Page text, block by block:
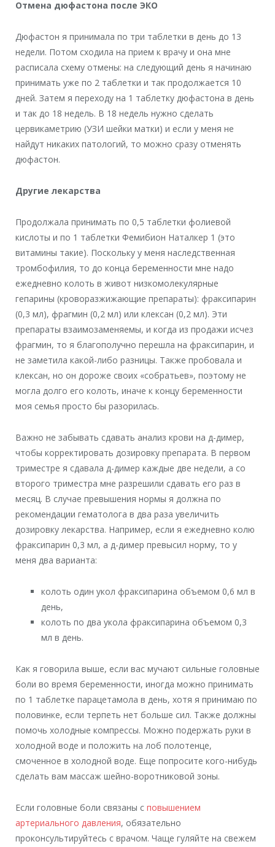
Отмена дюфастона после ЭКО
Дюфастон я принимала по три таблетки в день до 13
недели. Потом сходила на прием к врачу и она мне
расписала схему отмены: на следующий день я начинаю
принимать уже по 2 таблетки и так продолжается 10
дней. Затем я переходу на 1 таблетку дюфастона в день
и так до 18 недель. В 18 недель нужно сделать
цервикаметрию (УЗИ шейки матки) и если у меня не
найдут никаких патологий, то можно сразу отменять
дюфастон.
Другие лекарства
Продолжала принимать по 0,5 таблетки фолиевой
кислоты и по 1 таблетки Фемибион Наталкер 1 (это
витамины такие). Поскольку у меня наследственная
тромбофилия, то до конца беременности мне надо
ежедневно колоть в живот низкомолекулярные
гепарины (кроворазжижающие препараты): фраксипарин
(0,3 мл), фрагмин (0,2 мл) или клексан (0,2 мл). Эти
препараты взаимозаменяемы, и когда из продажи исчез
фрагмин, то я благополучно перешла на фраксипарин, и
не заметила какой-либо разницы. Также пробовала и
клексан, но он дороже своих «собратьев», поэтому не
могла долго его колоть, иначе к концу беременности
моя семья просто бы разорилась.
Важно не забывать сдавать анализ крови на д-димер,
чтобы корректировать дозировку препарата. В первом
триместре я сдавала д-димер каждые две недели, а со
второго триместра мне разрешили сдавать его раз в
месяц. В случае превышения нормы я должна по
рекомендации гематолога в два раза увеличить
дозировку лекарства. Например, если я ежедневно колю
фраксипарин 0,3 мл, а д-димер превысил норму, то у
меня два варианта:
колоть один укол фраксипарина объемом 0,6 мл в
день,
колоть по два укола фраксипарина объемом 0,3
мл в день.
Как я говорила выше, если вас мучают сильные головные
боли во время беременности, иногда можно принимать
по 1 таблетке парацетамола в день, хотя я принимаю по
половинке, если терпеть нет больше сил. Также должны
помочь холодные компрессы. Можно подержать руки в
холодной воде и положить на лоб полотенце,
смоченное в холодной воде. Еще попросите кого-нибудь
сделать вам массаж шейно-воротниковой зоны.
Если головные боли связаны с повышением
артериального давления, обязательно
проконсультируйтесь с врачом. Чаще гуляйте на свежем